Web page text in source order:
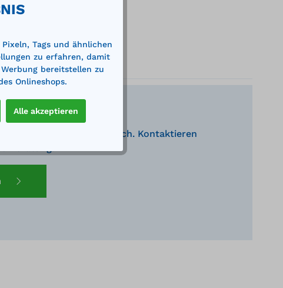
Produkte behilflich. Kontaktieren
Tags und ähnlichen
zu erfahren, damit
bereitstellen zu
Onlineshops.
Alle akzeptieren